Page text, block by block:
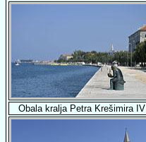
Obala kralja Petra Krešimira IV